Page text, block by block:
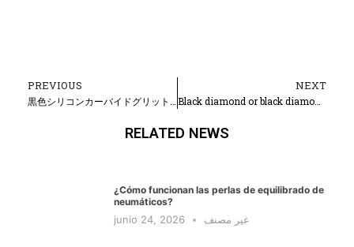
Prev
PREVIOUS NEXT
Black diamond or black diamond powder is boron carbide?
RELATED NEWS
¿Cómo funcionan las perlas de equilibrado de
neumáticos?
junio 24, 2026 غير مصنف